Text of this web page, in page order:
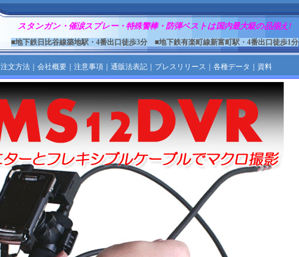
スタンガン・催涙スプレー・特殊警棒・防弾ベストは国内最大級の品揃え!
■地下鉄日比谷線築地駅・4番出口徒歩3分 ■地下鉄有楽町線新富町駅・4番出口徒歩1分
注文方法｜ 会社概要｜ 注意事項｜ 通販法表記｜ プレスリリース 各種データ 資料